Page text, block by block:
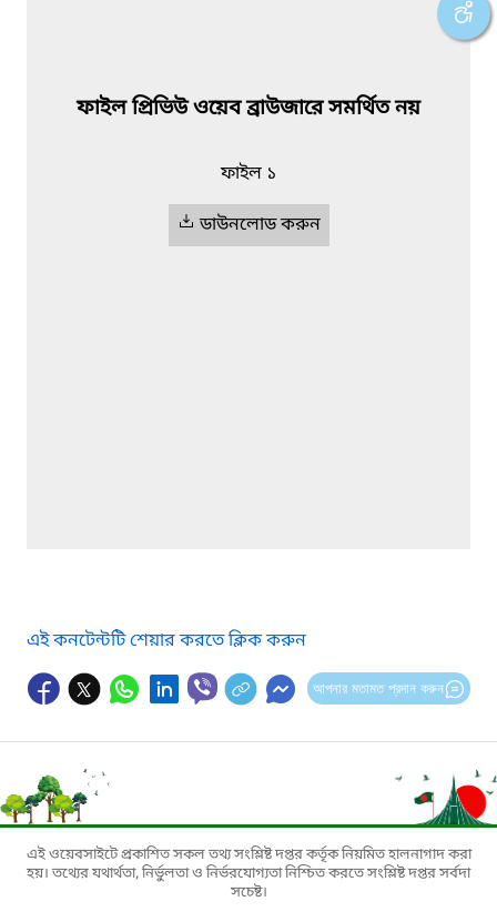
ফাইল প্রিভিউ ওয়েব ব্রাউজারে সমর্থিত নয়
ফাইল ১
ডাউনলোড করুন
এই কনটেন্টটি শেয়ার করতে ক্লিক করুন
আপনার মতামত প্রদান করুন
এই ওয়েবসাইটে প্রকাশিত সকল তথ্য সংশ্লিষ্ট দপ্তর কর্তৃক নিয়মিত হালনাগাদ করা
হয়। তথ্যের যথার্থতা, নির্ভুলতা ও নির্ভরযোগ্যতা নিশ্চিত করতে সংশ্লিষ্ট দপ্তর সর্বদা
সচেষ্ট।